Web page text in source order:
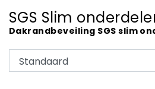
SGS Slim
Dakrandbeveiling SGS slim